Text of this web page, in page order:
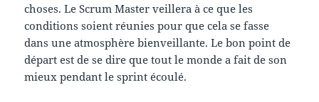
choses. Le Scrum Master veillera à ce que les
conditions soient réunies pour que cela se fasse
dans une atmosphère bienveillante. Le bon point de
départ est de se dire que tout le monde a fait de son
mieux pendant le sprint écoulé.